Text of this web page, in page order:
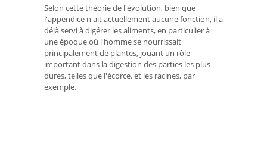
Selon cette théorie de l'évolution, bien que
l'appendice n'ait actuellement aucune fonction, il a
déjà servi à digérer les aliments, en particulier à
une époque où l'homme se nourrissait
principalement de plantes, jouant un rôle
important dans la digestion des parties les plus
dures, telles que l'écorce. et les racines, par
exemple.